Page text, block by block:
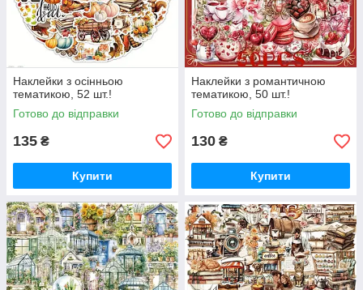
Наклейки з осінньою
тематикою, 52 шт.!
Готово до відправки
135 ₴
Купити
Наклейки з романтичною
тематикою, 50 шт.!
Готово до відправки
130 ₴
Купити